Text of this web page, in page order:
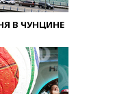
В ЧУНЦИНЕ